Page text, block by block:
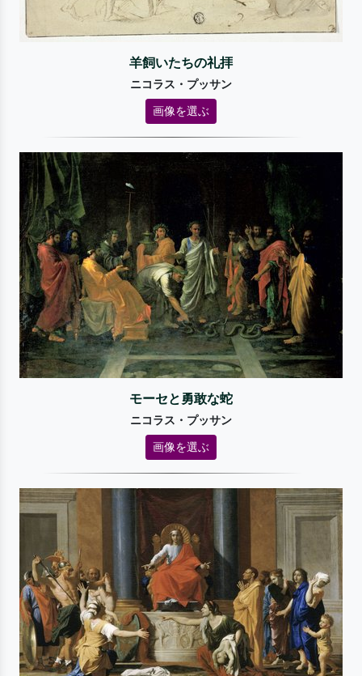
羊飼いたちの礼拝
ニコラス・プッサン
画像を選ぶ
モーセと勇敢な蛇
ニコラス・プッサン
画像を選ぶ